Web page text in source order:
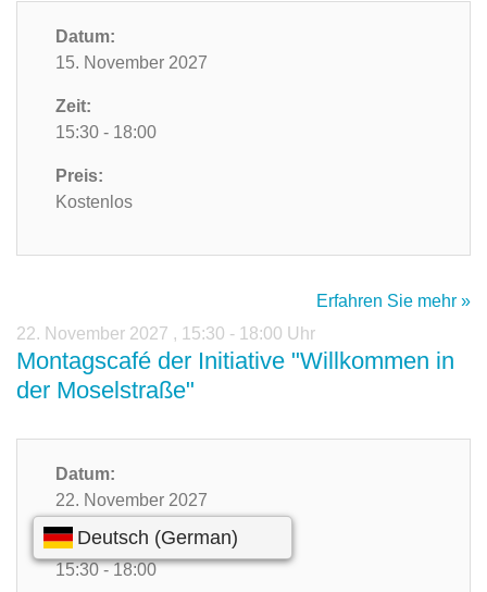
Datum:
15. November 2027
Zeit:
15:30 - 18:00
Preis:
Kostenlos
Erfahren Sie mehr »
22. November 2027 , 15:30 - 18:00 Uhr
Montagscafé der Initiative "Willkommen in
der Moselstraße"
Datum:
22. November 2027
Zeit:
15:30 - 18:00